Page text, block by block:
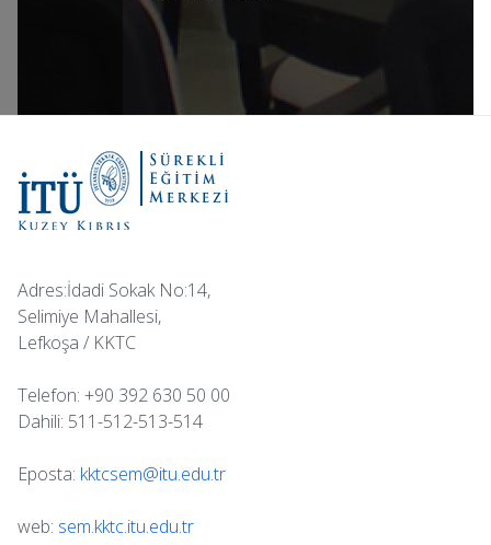
Adres:İdadi Sokak No:14,
Selimiye Mahallesi,
Lefkoşa / KKTC
Telefon: +90 392 630 50 00
Dahili: 511-512-513-514
Eposta: kktcsem@itu.edu.tr
web: sem.kktc.itu.edu.tr